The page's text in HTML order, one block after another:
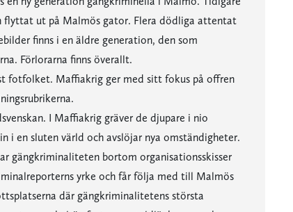
flyttat ut på Malmös gator. Flera dödliga attentat
finns i en äldre generation, den som
Förlorarna finns överallt.
fotfolket. Maffiakrig ger med sitt fokus på offren
I Maffiakrig gräver de djupare i nio
i en sluten värld och avslöjar nya omständigheter.
gängkriminaliteten bortom organisationsskisser
yrke och får följa med till Malmös
där gängkriminalitetens största